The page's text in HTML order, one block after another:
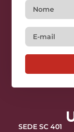
SEDE SC 401